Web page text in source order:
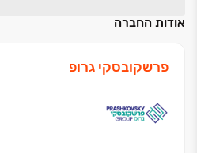
אודות החברה
פרשקובסקי גרופ